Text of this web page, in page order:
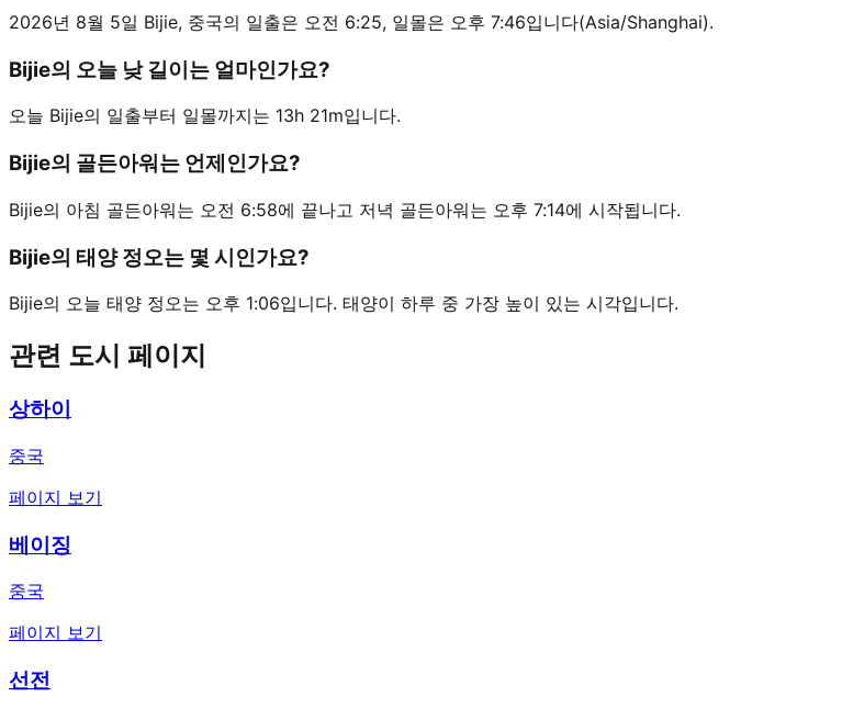
2026년 8월 5일 Bijie, 중국의 일출은 오전 6:25, 일몰은 오후 7:46입니다(Asia/Shanghai).
Bijie의 오늘 낮 길이는 얼마인가요?
오늘 Bijie의 일출부터 일몰까지는 13h 21m입니다.
Bijie의 골든아워는 언제인가요?
Bijie의 아침 골든아워는 오전 6:58에 끝나고 저녁 골든아워는 오후 7:14에 시작됩니다.
Bijie의 태양 정오는 몇 시인가요?
Bijie의 오늘 태양 정오는 오후 1:06입니다. 태양이 하루 중 가장 높이 있는 시각입니다.
관련 도시 페이지
상하이
중국
페이지 보기
베이징
중국
페이지 보기
선전